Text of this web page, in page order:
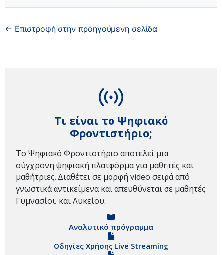
← Επιστροφή στην προηγούμενη σελίδα
Τι είναι το Ψηφιακό
Φροντιστήριο;
Το Ψηφιακό Φροντιστήριο αποτελεί μια
σύγχρονη ψηφιακή πλατφόρμα για μαθητές και
μαθήτριες. Διαθέτει σε μορφή video σειρά από
γνωστικά αντικείμενα και απευθύνεται σε μαθητές
Γυμνασίου και Λυκείου.
Αναλυτικό πρόγραμμα
Οδηγίες Χρήσης Live Streaming